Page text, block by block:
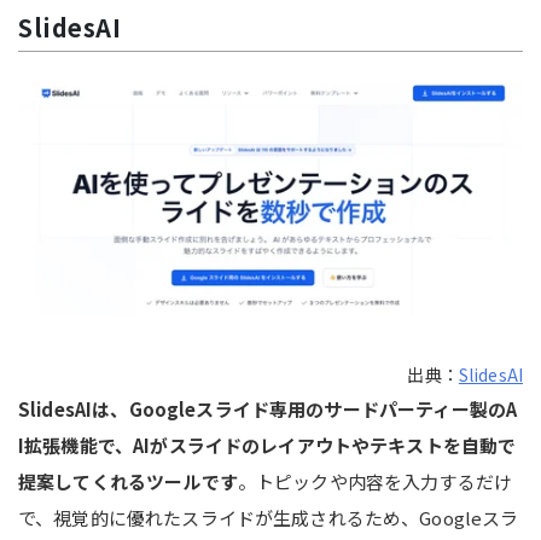
SlidesAI
出典： SlidesAI
SlidesAIは、Googleスライド専用のサードパーティー製のA
I拡張機能で、AIがスライドのレイアウトやテキストを自動で
提案してくれるツールです。トピックや内容を入力するだけ
で、視覚的に優れたスライドが生成されるため、Googleスラ